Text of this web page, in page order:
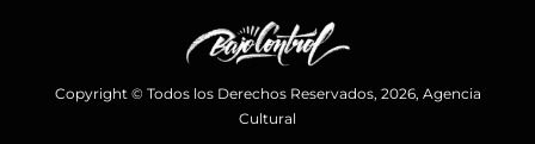
Copyright © Todos los Derechos Reservados, 2026, Agencia
Cultural